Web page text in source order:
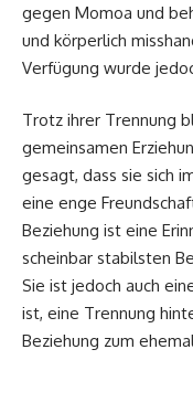
gegen Momoa und
und körperlich
Verfügung wurde
Trotz ihrer Trennung
gemeinsamen
gesagt, dass sie sich
eine enge
Beziehung ist eine
scheinbar stabilsten
Sie ist jedoch auch
ist, eine Trennung
Beziehung zum